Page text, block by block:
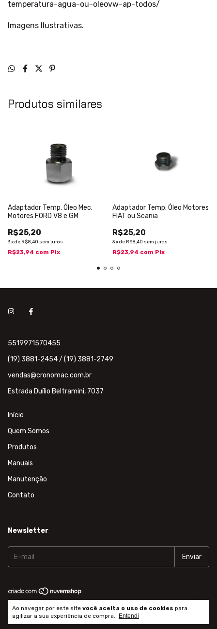
Ao navegar por este site você aceita o uso de cookies para
agilizar a sua experiência de compra.
Entendi
temperatura-agua-ou-oleovw-ap-todos/
Imagens Ilustrativas.
Produtos similares
Adaptador Temp. Óleo Mec.
Motores FORD V8 e GM
R$25,20
3xde R$8,40 sem juros
R$23,94 com Pix
Adaptador Temp. Óleo Motores
FIAT ou Scania
R$25,20
3xde R$8,40 sem juros
R$23,94 com Pix
5519971570455
(19) 3881-2454 / (19) 3881-2749
vendas@cronomac.com.br
Estrada Duílio Beltramini, 7037
Início
Quem Somos
Produtos
Manuais
Manutenção
Contato
Newsletter
Copyright Cronomac - 61231247000103 - 2026. Todos os direitos
reservados.